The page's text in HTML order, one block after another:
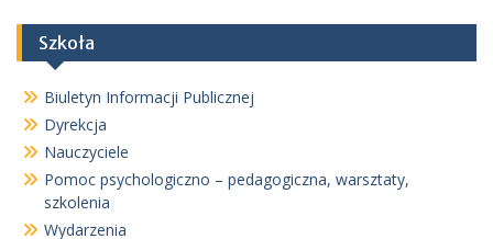
Szkoła
Biuletyn Informacji Publicznej
Dyrekcja
Nauczyciele
Pomoc psychologiczno – pedagogiczna, warsztaty,
szkolenia
Wydarzenia